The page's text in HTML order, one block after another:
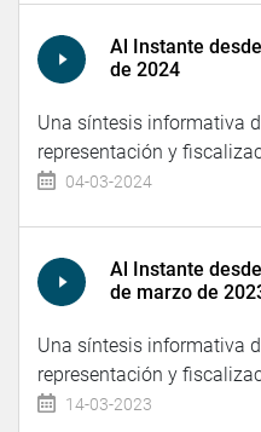
Al Instante
de 2024
Una síntesis informativa
representación y
04-03-2024
Al Instante
de marzo de
Una síntesis informativa
representación y
14-03-2023